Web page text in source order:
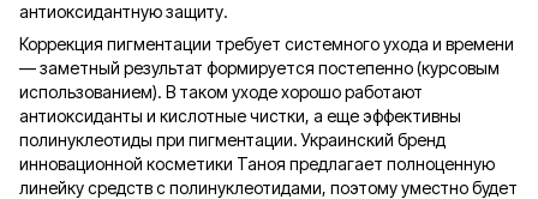
антиоксидантную защиту.
Коррекция пигментации требует системного ухода и времени
— заметный результат формируется постепенно (курсовым
использованием). В таком уходе хорошо работают
антиоксиданты и кислотные чистки, а еще эффективны
полинуклеотиды при пигментации. Украинский бренд
инновационной косметики Таноя предлагает полноценную
линейку средств с полинуклеотидами, поэтому уместно будет